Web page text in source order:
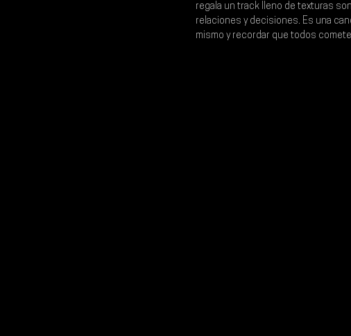
regala un track lleno de texturas
relaciones y decisiones. Es una
mismo y recordar que todos